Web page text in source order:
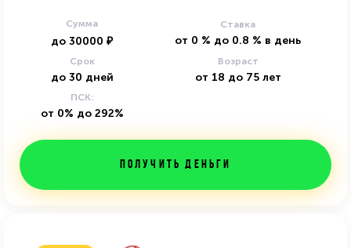
Сумма
до 30000 ₽
Ставка
от 0 % до 0.8 % в день
Срок
до 30 дней
Возраст
от 18 до 75 лет
ПСК:
от 0% до 292%
Получить деньги